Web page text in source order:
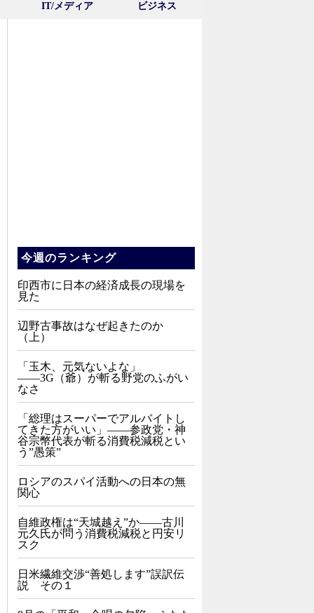
IT/メディア ビジネス
今週のランキング
印西市に日本の経済成長の現場を
見た
辺野古事故はなぜ起きたのか
（上）
「玉木、元気ないよな」
――3G（爺）が斬る野党のふがい
なさ
「総理はスーパーでアルバイトし
てきた方がいい」――参政党・神
谷宗幣代表が斬る消費税減税とい
う”愚策”
ロシアのスパイ活動への日本の無
関心
自維政権は“天城越え”か――古川
元久氏が問う消費税減税と円安リ
スク
日米繊維交渉“善処します”誤訳伝
説 その１